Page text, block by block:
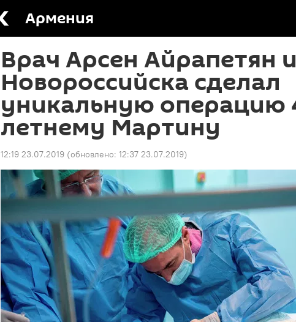
Армения
Врач Арсен Айрапетян
Новороссийска сделал
уникальную операцию
летнему Мартину
12:19 23.07.2019 (обновлено: 12:37 23.07.2019)